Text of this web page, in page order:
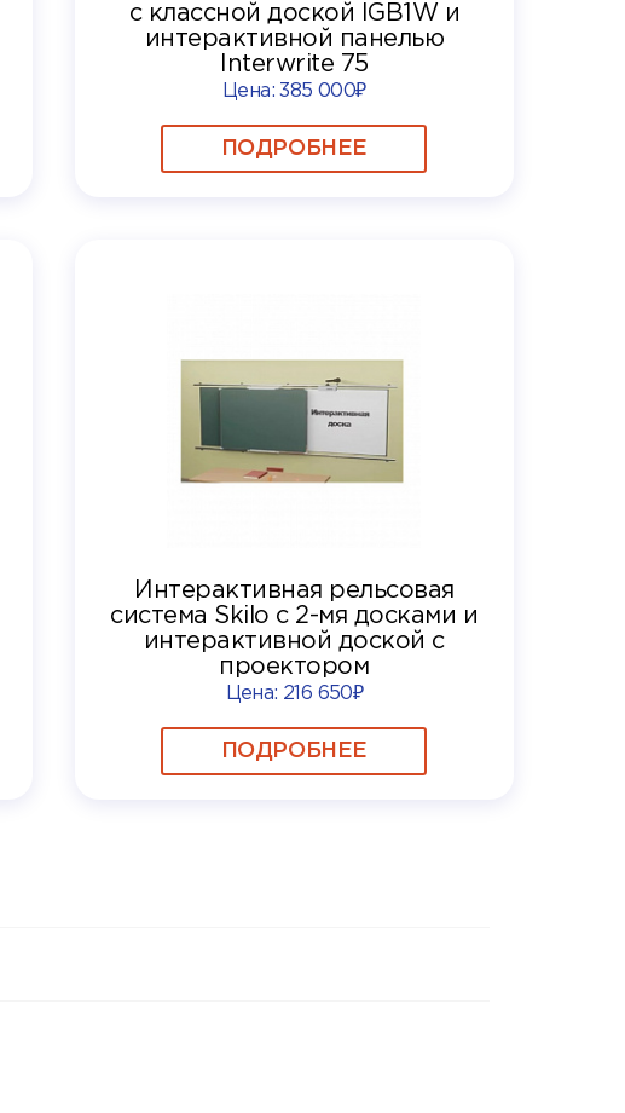
с классной доской IGB1W и
интерактивной панелью
Interwrite 75
Цена:385 000₽
ПОДРОБНЕЕ
Интерактивная рельсовая
система Skilo с 2-мя досками и
интерактивной доской с
проектором
Цена: 216 650₽
ПОДРОБНЕЕ